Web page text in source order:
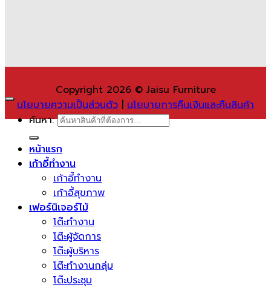
Copyright 2026 © Jaisu Furniture
นโยบายความเป็นส่วนตัว | นโยบายการคืนเงินและคืนสินค้า
ค้นหา:
หน้าแรก
เก้าอี้ทำงาน
เก้าอี้ทำงาน
เก้าอี้สุขภาพ
เฟอร์นิเจอร์ไม้
โต๊ะทำงาน
โต๊ะผู้จัดการ
โต๊ะผู้บริหาร
โต๊ะทำงานกลุ่ม
โต๊ะประชุม